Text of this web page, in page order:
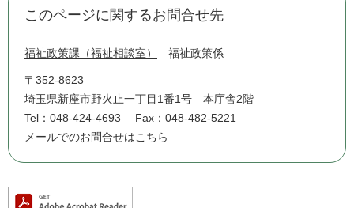
このページに関するお問合せ先
福祉政策課（福祉相談室） 福祉政策係
〒352-8623
埼玉県新座市野火止一丁目1番1号 本庁舎2階
Tel：048-424-4693
Fax：048-482-5221
メールでのお問合せはこちら